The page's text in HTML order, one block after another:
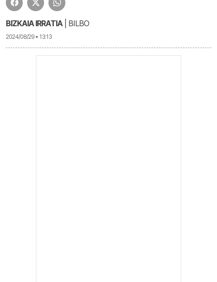
BIZKAIA IRRATIA| BILBO
2024/08/29 • 13:13